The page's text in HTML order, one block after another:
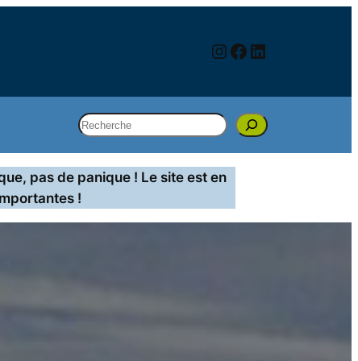
Instagram
Facebook
LinkedIn
Rechercher
pas de panique ! Le site est en
!